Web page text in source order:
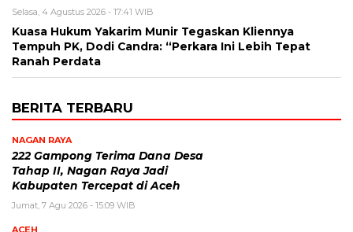
Selasa, 4 Agustus 2026 - 17:41 WIB
Kuasa Hukum Yakarim Munir Tegaskan Kliennya
Tempuh PK, Dodi Candra: “Perkara Ini Lebih Tepat
Ranah Perdata
BERITA TERBARU
NAGAN RAYA
222 Gampong Terima Dana Desa
Tahap II, Nagan Raya Jadi
Kabupaten Tercepat di Aceh
Jumat, 7 Agu 2026 - 15:09 WIB
ACEH